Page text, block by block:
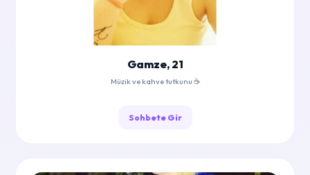
Gamze, 21
Müzik ve kahve tutkunu ☕
Sohbete Gir